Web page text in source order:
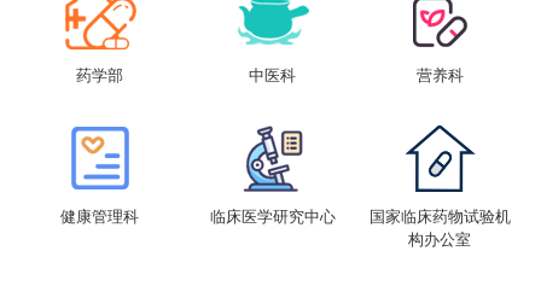
药学部 中医科 营养科
健康管理科 临床医学研究中心
国家临床药物试验机
构办公室